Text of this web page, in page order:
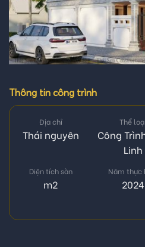
Thông tin công trình
Địa chỉ
Thái nguyên
Thể loại
Công
Linh
Diện tích sàn
m2
Năm thực
2024